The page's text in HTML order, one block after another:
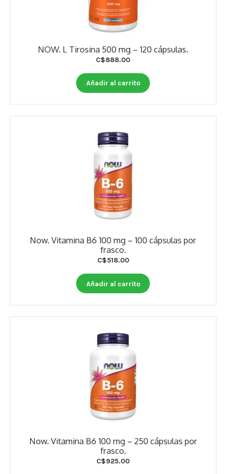
NOW. L Tirosina 500 mg – 120 cápsulas.
C$888.00
Añadir al carrito
Now. Vitamina B6 100 mg – 100 cápsulas por
frasco.
C$518.00
Añadir al carrito
Now. Vitamina B6 100 mg – 250 cápsulas por
frasco.
C$925.00